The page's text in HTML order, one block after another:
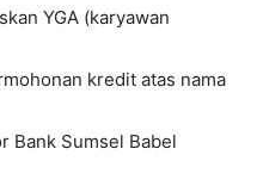
YGA (karyawan
kredit atas nama
Bank Sumsel Babel